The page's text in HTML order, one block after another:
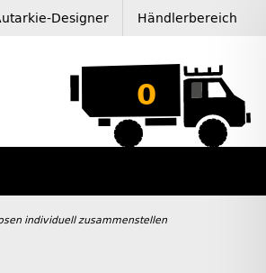
Designer Händlerbereich
0
individuell zusammenstellen